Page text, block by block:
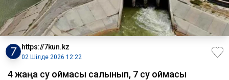
https://7kun.kz
02 Шілде 2026 12:22
4 жаңа су қоймасы салынып, 7 су қоймасы